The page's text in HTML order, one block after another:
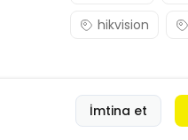
hikvision
İmtina et